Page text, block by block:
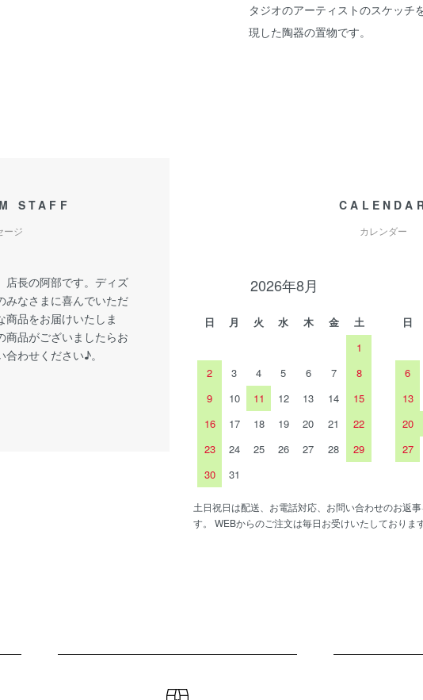
タジオのアーティストのスケッチ
現した陶器の置物です。
STAFF
ージ
店長の阿部です。ディズ
みなさまに喜んでいただ
商品をお届けいたしま
商品がございましたらお
わせください♪。
カレンダー
2026年8月
日 月 火 水 木 金
土
1
2
3 4 5 6 7
8
9
10 11 12 13 14
15
16
17 18 19 20 21
22
23
24 25 26 27 28
29
30
31
日
6
13
20
27
土日祝日は配送、お電話対応、お問い合わせのお返
す。 WEBからのご注文は毎日お受けいたしております